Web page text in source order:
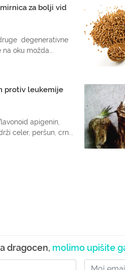
za bolji vid
degenerativne
oku možda...
protiv leukemije
apigenin,
celer, peršun, crn...
dragocen, molimo upišite